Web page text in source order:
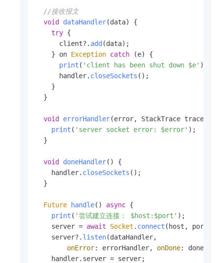
//接收报文
void
dataHandler(data) {
try {
      client?.
add (data);
    } on
Exception catch (e) {
print ( 'client has been shut down $e' );
      handler.
closeSockets ();
    }
  }
void errorHandler(error, StackTrace trace
print ( 'server socket error: $error' );
  }
void doneHandler( ) {
    handler.
closeSockets ();
  }
Future handle() async {
print ( '尝试建立连接： $host:$port' );
    server =
await Socket . connect (host, port,
    server?.
listen(dataHandler,
onError: errorHandler, onDone:
    handler.
server = server;